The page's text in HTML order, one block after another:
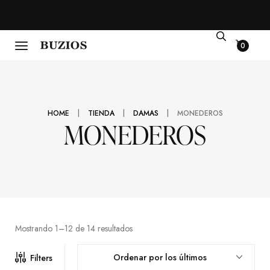
0
MONEDEROS
HOME | TIENDA | DAMAS | MONEDEROS
Mostrando 1–12 de 14 resultados
Filters Ordenar por los últimos